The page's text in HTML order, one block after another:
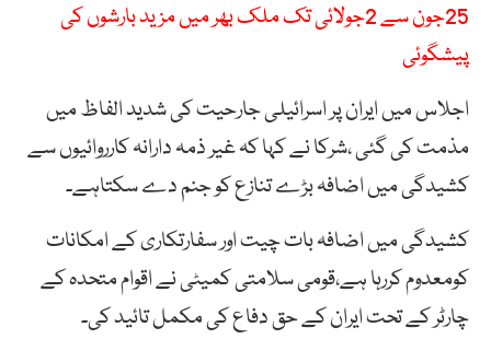
25جون سے 2جولائی تک ملک بھر میں مزید بارشوں کی
پیشگوئی
اجلاس میں ایران پر اسرائیلی جارحیت کی شدید الفاظ میں
مذمت کی گئی ،شرکا نے کہا کہ غیر ذمہ دارانہ کارروائیوں سے
کشیدگی میں اضافہ بڑے تنازع کو جنم دے سکتاہے۔
کشیدگی میں اضافہ بات چیت اور سفارتکاری کے امکانات
کومعدوم کررہا ہے،قومی سلامتی کمیٹی نے اقوام متحدہ کے
چارٹر کے تحت ایران کے حق دفاع کی مکمل تائید کی۔